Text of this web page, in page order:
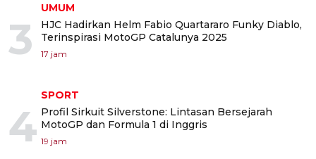
3
UMUM
HJC Hadirkan Helm Fabio Quartararo Funky Diablo,
Terinspirasi MotoGP Catalunya 2025
17 jam
4
SPORT
Profil Sirkuit Silverstone: Lintasan Bersejarah
MotoGP dan Formula 1 di Inggris
19 jam